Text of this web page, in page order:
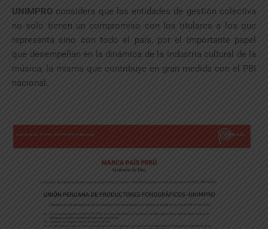
UNIMPRO considera que las entidades de gestión colectiva
no solo tienen un compromiso con los titulares a los que
representa sino con todo el país, por el importante papel
que desempeñan en la dinámica de la industria cultural de la
música, la misma que contribuye en gran medida con el PBI
nacional.